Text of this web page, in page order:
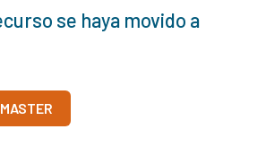
se haya movido a